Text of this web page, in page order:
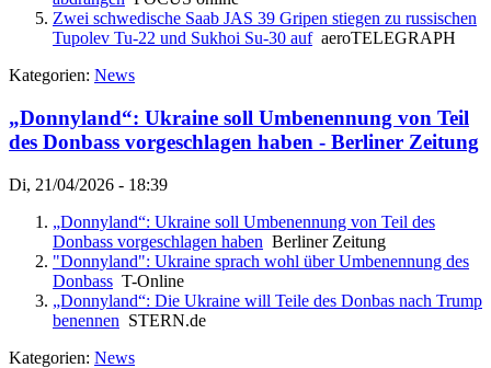
Zwei schwedische Saab JAS 39 Gripen stiegen zu russischen
Tupolev Tu-22 und Sukhoi Su-30 aufaeroTELEGRAPH
Kategorien: News
„Donnyland“: Ukraine soll Umbenennung von Teil
des Donbass vorgeschlagen haben - Berliner Zeitung
Di, 21/04/2026 - 18:39
„Donnyland“: Ukraine soll Umbenennung von Teil des
Donbass vorgeschlagen haben Berliner Zeitung
"Donnyland": Ukraine sprach wohl über Umbenennung des
Donbass T-Online
„Donnyland“: Die Ukraine will Teile des Donbas nach Trump
benennen STERN.de
Kategorien: News